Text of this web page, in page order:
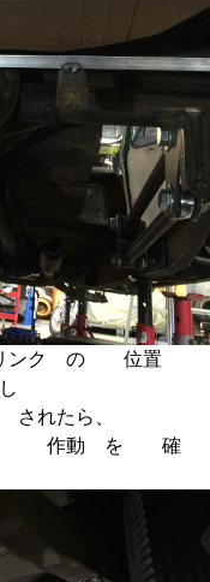
ンク の 位置
されたら、
作動 を 確